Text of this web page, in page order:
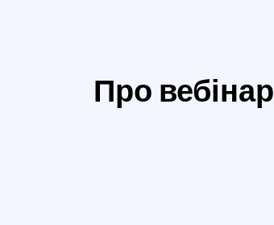
Про вебінар